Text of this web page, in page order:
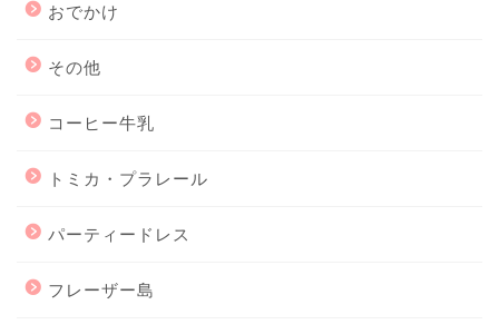
おでかけ
その他
コーヒー牛乳
トミカ・プラレール
パーティードレス
フレーザー島